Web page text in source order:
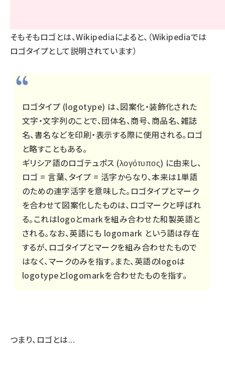
そもそもロゴとは、Wikipediaによると、（Wikipediaでは
ロゴタイプとして説明されています）
ロゴタイプ (logotype) は、図案化・装飾化された
文字・文字列のことで、団体名、商号、商品名、雑誌
名、書名などを印刷・表示する際に使用される。ロゴ
と略すこともある。
ギリシア語のロゴテュポス (λογότυπος) に由来し、
ロゴ = 言葉、タイプ = 活字からなり、本来は1単語
のための連字活字を意味した。ロゴタイプとマーク
を合わせて図案化したものは、ロゴマークと呼ばれ
る。これはlogoとmarkを組み合わせた和製英語と
される。なお、英語にも logomark という語は存在
するが、ロゴタイプとマークを組み合わせたもので
はなく、マークのみを指す。また、英語のlogoは
logotypeとlogomarkを合わせたものを指す。
つまり、ロゴとは...